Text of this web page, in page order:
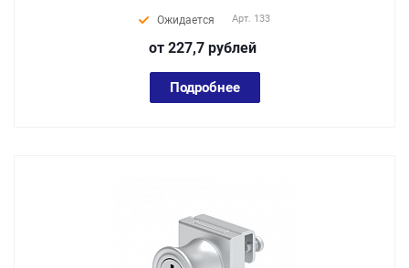
Ожидается Арт. 133
от 227,7 рублей
Подробнее